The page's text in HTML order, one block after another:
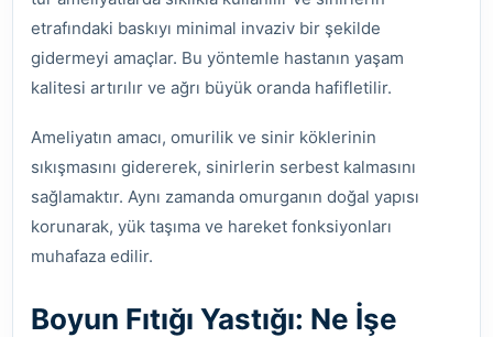
etrafındaki baskıyı minimal invaziv bir şekilde
gidermeyi amaçlar. Bu yöntemle hastanın yaşam
kalitesi artırılır ve ağrı büyük oranda hafifletilir.
Ameliyatın amacı, omurilik ve sinir köklerinin
sıkışmasını gidererek, sinirlerin serbest kalmasını
sağlamaktır. Aynı zamanda omurganın doğal yapısı
korunarak, yük taşıma ve hareket fonksiyonları
muhafaza edilir.
Boyun Fıtığı Yastığı: Ne İşe